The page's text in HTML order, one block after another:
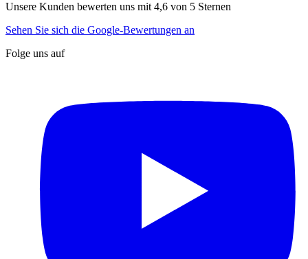
Unsere Kunden bewerten uns mit 4,6 von 5 Sternen
Sehen Sie sich die Google-Bewertungen an
Folge uns auf